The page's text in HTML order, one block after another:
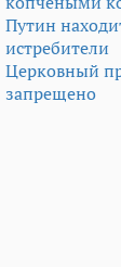
Путин
истребители
Церковный
запрещено